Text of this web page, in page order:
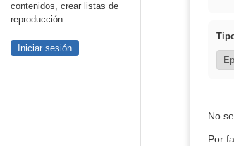
contenidos, crear listas de
reproducción...
Iniciar sesión
No
Por